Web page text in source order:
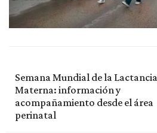
Semana Mundial de la Lactancia
Materna: información y
acompañamiento desde el área
perinatal